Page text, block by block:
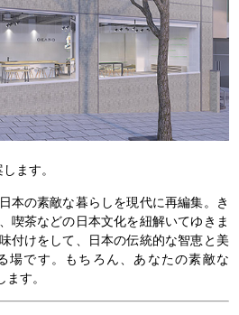
ます。
本の素敵な暮らしを現代に再編集。き
喫茶などの日本文化を紐解いてゆきま
付けをして、日本の伝統的な智恵と美
場です。もちろん、あなたの素敵な
す。